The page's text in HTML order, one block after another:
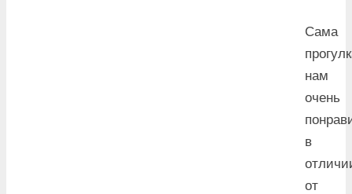
Сама
нам
очень
в
от